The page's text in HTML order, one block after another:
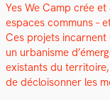
Yes We Camp crée
espaces com­muns –
Ces pro­jets
un urban­isme
exis­tants du
de décloi­son­ner les